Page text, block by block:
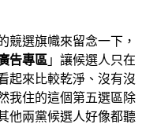
競選旗幟來留念一下，
告專區 」讓候選人只在
起來比較乾淨、沒有沒
我住的這個第五選區除
他兩黨候選人好像都聽